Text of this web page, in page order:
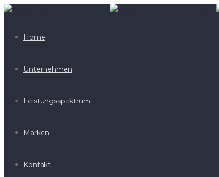
Home
Unternehmen
Leistungsspektrum
Marken
Kontakt